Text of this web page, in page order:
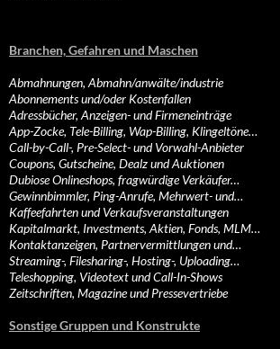
Branchen, Gefahren und Maschen
Abmahnungen, Abmahn/anwälte/industrie
Abonnements und/oder Kostenfallen
Adressbücher, Anzeigen- und Firmeneinträge
App-Zocke, Tele-Billing, Wap-Billing, Klingeltöne…
Call-by-Call-, Pre-Select- und Vorwahl-Anbieter
Coupons, Gutscheine, Dealz und Auktionen
Dubiose Onlineshops, fragwürdige Verkäufer…
Gewinnbimmler, Ping-Anrufe, Mehrwert- und…
Kaffeefahrten und Verkaufsveranstaltungen
Kapitalmarkt, Investments, Aktien, Fonds, MLM…
Kontaktanzeigen, Partnervermittlungen und…
Streaming-, Filesharing-, Hosting-, Uploading…
Teleshopping, Videotext und Call-In-Shows
Zeitschriften, Magazine und Pressevertriebe
Sonstige Gruppen und Konstrukte